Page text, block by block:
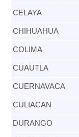
CELAYA​
CHIHUAHUA​
​COLIMA
CUAUTLA​
CUERNAVACA​
CULIACAN​
DURANGO​